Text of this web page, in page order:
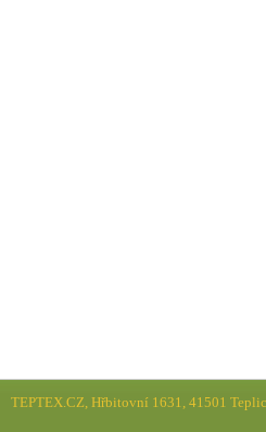
TEPTEX.CZ, Hřbitovní 1631, 41501